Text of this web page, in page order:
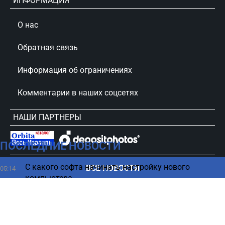
ПОСЛЕДНИЕ НОВОСТИ
05:14
С какого софта начинать настройку нового
компьютера
ВСЕ НОВОСТИ
О нас
Обратная связь
Информация об ограничениях
Комментарии в наших соцсетях
НАШИ ПАРТНЕРЫ
сursorinfo.co.il © Все права защищены